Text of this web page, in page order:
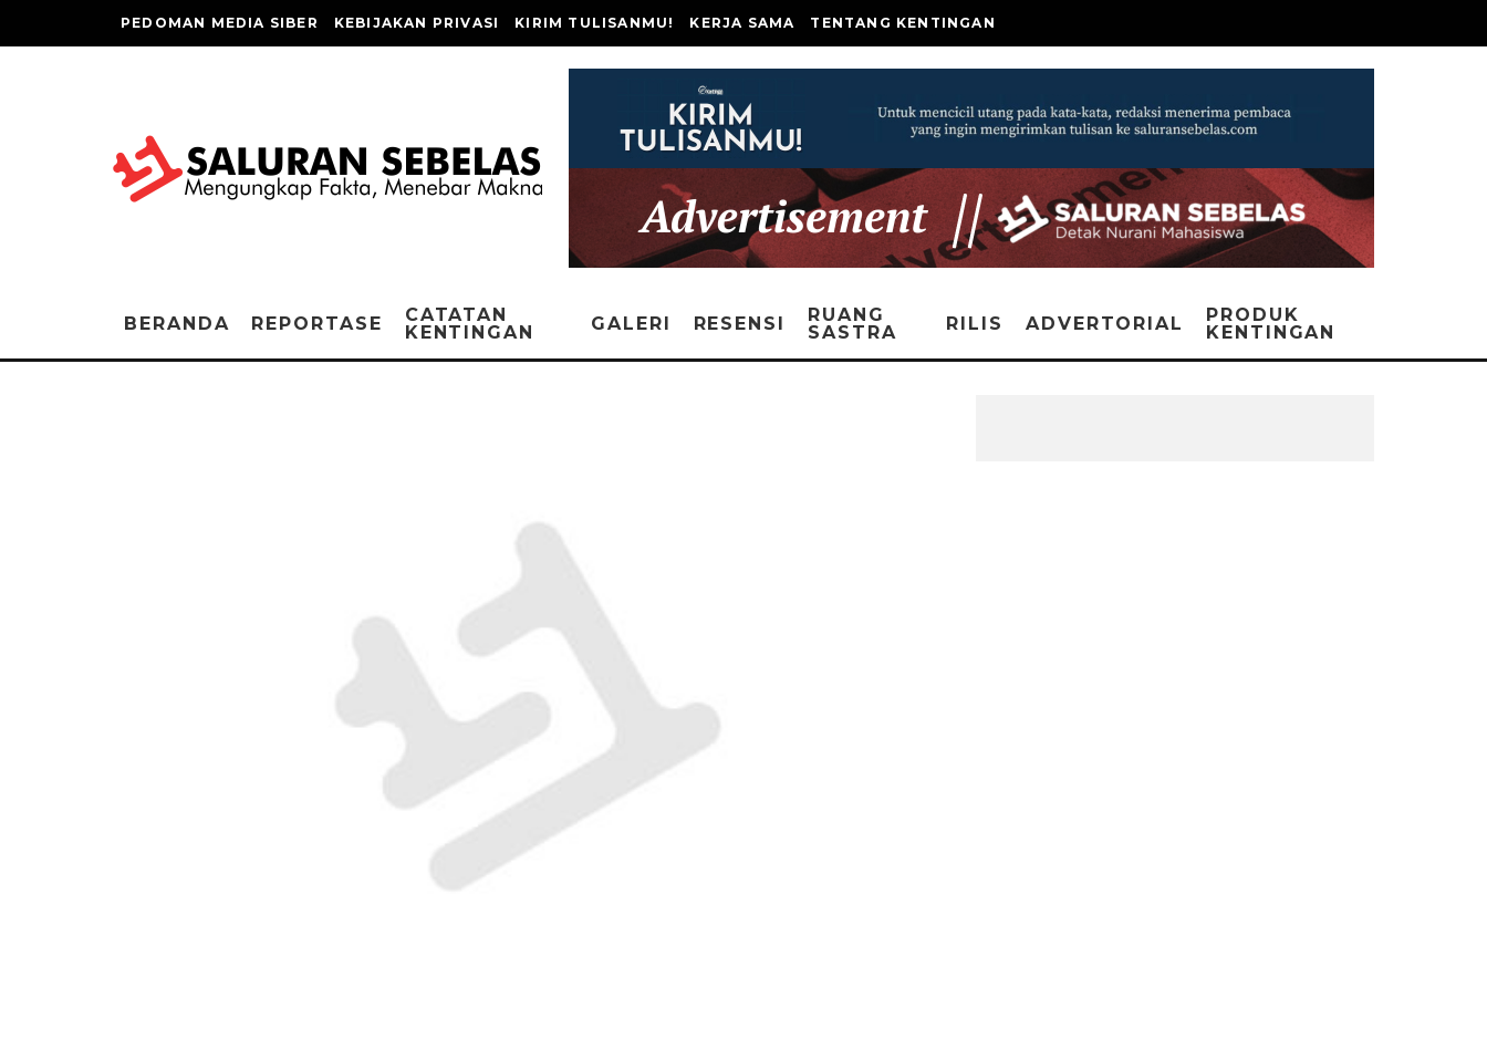
PEDOMAN MEDIA SIBER KEBIJAKAN PRIVASI KIRIM TULISANMU! KERJA SAMA TENTANG KENTINGAN
BERANDA REPORTASE
CATATAN
KENTINGAN
GALERI RESENSI
RUANG
SASTRA
RILIS ADVERTORIAL
PRODUK
KENTINGAN